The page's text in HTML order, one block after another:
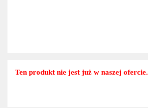
Ten produkt nie jest już w naszej ofercie.